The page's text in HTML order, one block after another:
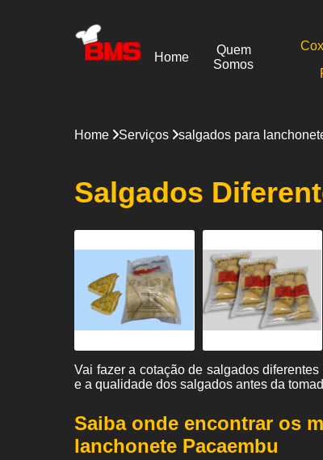
Home
Quem
Somos
Home Serviços salgados para
Salgados
Vai fazer a cotação de salgados
e a qualidade dos salgados antes da
Saiba onde encontrar os
lanchonete Pacaembu